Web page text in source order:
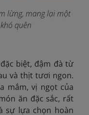
lừng, mang lại một
quên
biệt, đậm đà từ
và thịt tươi ngon.
mắm, vị ngọt của
ăn đặc sắc, rất
sự lựa chọn hoàn